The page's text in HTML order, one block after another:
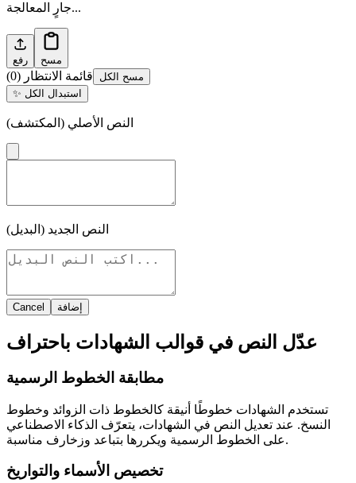
جارٍ المعالجة...
رفع مسح
قائمة الانتظار (
0
)
مسح الكل
✨ استبدال الكل
النص الأصلي (المكتشف)
النص الجديد (البديل)
Cancel إضافة
عدّل النص في قوالب الشهادات باحتراف
مطابقة الخطوط الرسمية
تستخدم الشهادات خطوطًا أنيقة كالخطوط ذات الزوائد وخطوط
النسخ. عند تعديل النص في الشهادات، يتعرّف الذكاء الاصطناعي
على الخطوط الرسمية ويكررها بتباعد وزخارف مناسبة.
تخصيص الأسماء والتواريخ